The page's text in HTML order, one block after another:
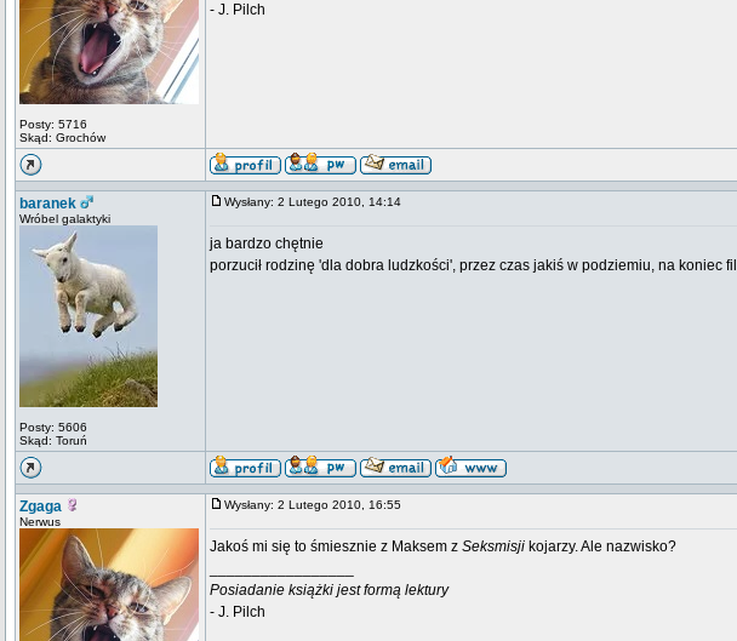
Posty: 5716
Skąd: Grochów
- J. Pilch
baranek
Wróbel galaktyki
Posty: 5606
Skąd: Toruń
Wysłany: 2 Lutego 2010, 14:14
ja bardzo chętnie
porzucił rodzinę 'dla dobra ludzkości', przez czas jakiś w podziemiu, na koniec
Zgaga
Nerwus
Wysłany: 2 Lutego 2010, 16:55
Jakoś mi się to śmiesznie z Maksem z Seksmisji kojarzy. Ale nazwisko?
Posiadanie książki jest formą lektury
- J. Pilch